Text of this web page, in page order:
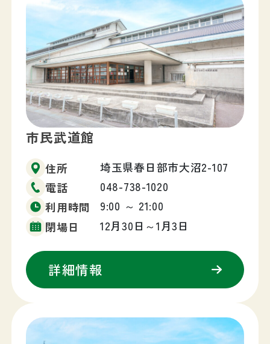
市民武道館
住所
埼玉県春日部市大沼2-107
電話
048-738-1020
利用時間
9:00 ～ 21:00
閉場日
12月30日～1月3日
詳細情報